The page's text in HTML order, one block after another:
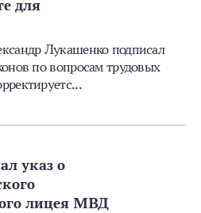
для
Лукашенко подписал
по вопросам трудовых
указ о
лицея МВД